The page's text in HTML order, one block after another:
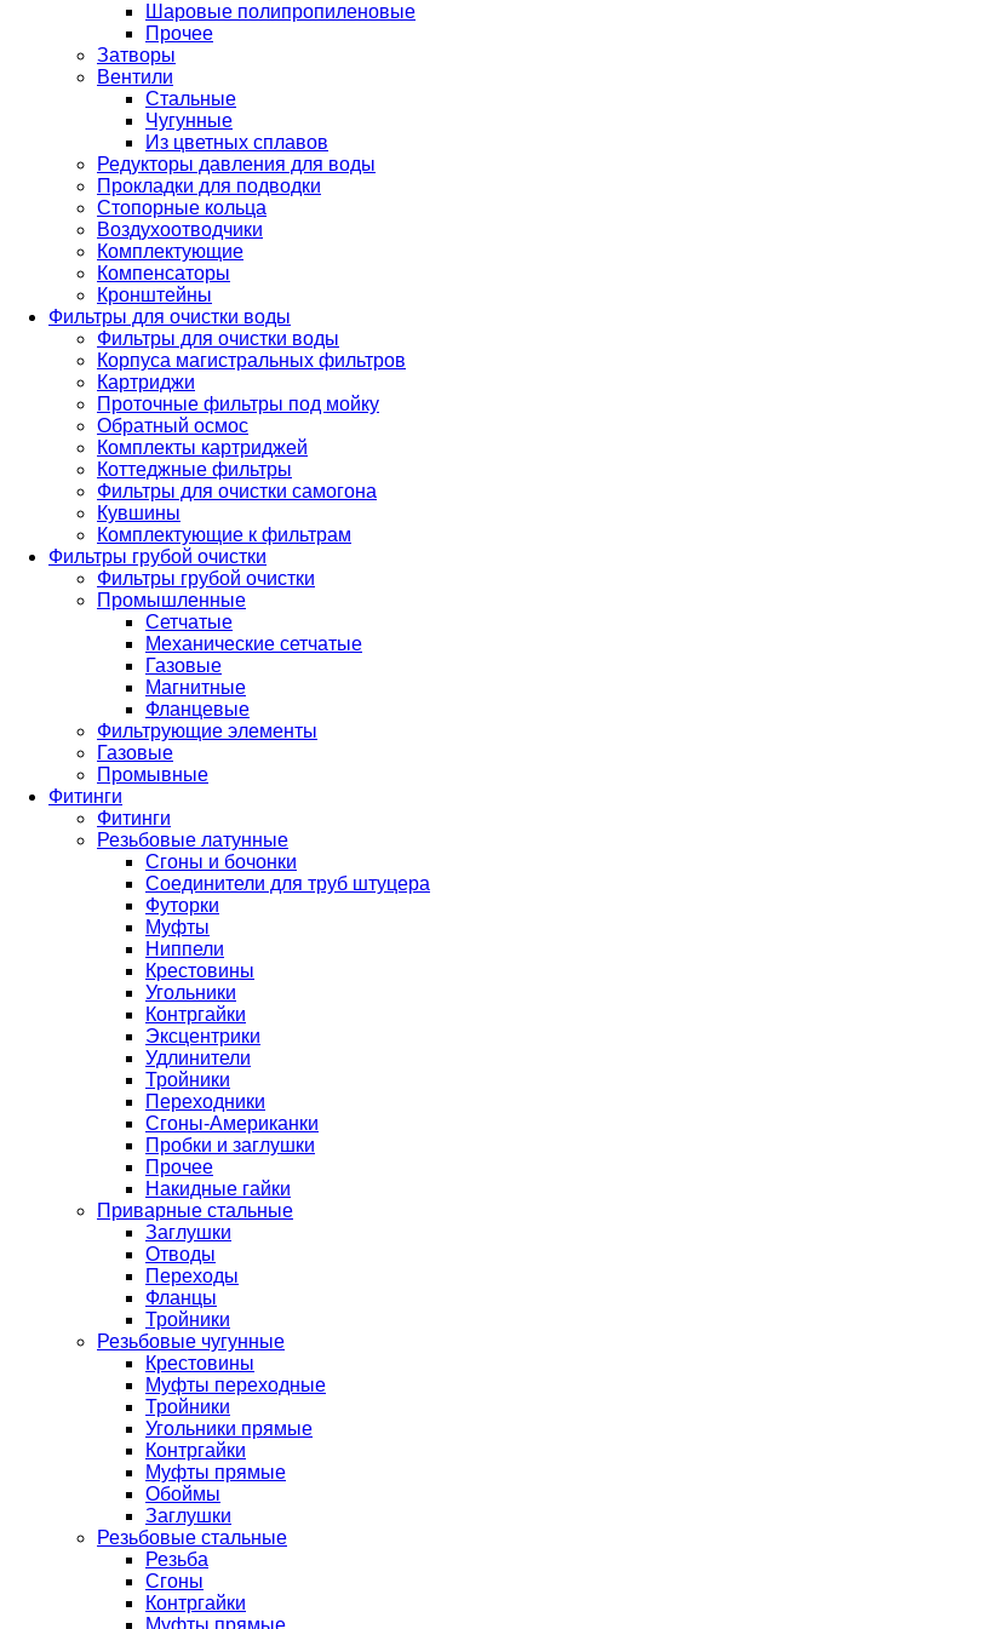
Шаровые полипропиленовые
Прочее
Затворы
Вентили
Стальные
Чугунные
Из цветных сплавов
Редукторы давления для воды
Прокладки для подводки
Стопорные кольца
Воздухоотводчики
Комплектующие
Компенсаторы
Кронштейны
Фильтры для очистки воды
Фильтры для очистки воды
Корпуса магистральных фильтров
Картриджи
Проточные фильтры под мойку
Обратный осмос
Комплекты картриджей
Коттеджные фильтры
Фильтры для очистки самогона
Кувшины
Комплектующие к фильтрам
Фильтры грубой очистки
Фильтры грубой очистки
Промышленные
Сетчатые
Механические сетчатые
Газовые
Магнитные
Фланцевые
Фильтрующие элементы
Газовые
Промывные
Фитинги
Фитинги
Резьбовые латунные
Сгоны и бочонки
Соединители для труб штуцера
Футорки
Муфты
Ниппели
Крестовины
Угольники
Контргайки
Эксцентрики
Удлинители
Тройники
Переходники
Сгоны-Американки
Пробки и заглушки
Прочее
Накидные гайки
Приварные стальные
Заглушки
Отводы
Переходы
Фланцы
Тройники
Резьбовые чугунные
Крестовины
Муфты переходные
Тройники
Угольники прямые
Контргайки
Муфты прямые
Обоймы
Заглушки
Резьбовые стальные
Резьба
Сгоны
Контргайки
Муфты прямые